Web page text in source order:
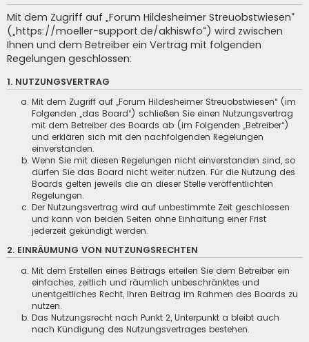
Mit dem Zugriff auf „Forum Hildesheimer Streuobstwiesen“
(„https://moeller-support.de/akhiswfo“) wird zwischen
Ihnen und dem Betreiber ein Vertrag mit folgenden
Regelungen geschlossen:
1. NUTZUNGSVERTRAG
Mit dem Zugriff auf „Forum Hildesheimer Streuobstwiesen“ (im
Folgenden „das Board“) schließen Sie einen Nutzungsvertrag
mit dem Betreiber des Boards ab (im Folgenden „Betreiber“)
und erklären sich mit den nachfolgenden Regelungen
einverstanden.
Wenn Sie mit diesen Regelungen nicht einverstanden sind, so
dürfen Sie das Board nicht weiter nutzen. Für die Nutzung des
Boards gelten jeweils die an dieser Stelle veröffentlichten
Regelungen.
Der Nutzungsvertrag wird auf unbestimmte Zeit geschlossen
und kann von beiden Seiten ohne Einhaltung einer Frist
jederzeit gekündigt werden.
2. EINRÄUMUNG VON NUTZUNGSRECHTEN
Mit dem Erstellen eines Beitrags erteilen Sie dem Betreiber ein
einfaches, zeitlich und räumlich unbeschränktes und
unentgeltliches Recht, Ihren Beitrag im Rahmen des Boards zu
nutzen.
Das Nutzungsrecht nach Punkt 2, Unterpunkt a bleibt auch
nach Kündigung des Nutzungsvertrages bestehen.